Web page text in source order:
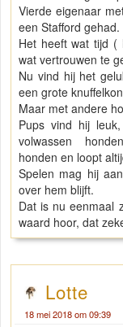
Vierde eigenaar
een Stafford gehad.
Het heeft wat tijd (
wat vertrouwen te
Nu vind hij het
een grote
Maar met andere
Pups vind hij
volwassen
honden en loopt
Spelen mag hij
over hem blijft.
Dat is nu eenmaal
waard hoor, dat
Lotte
18 mei 2018 om 09:39